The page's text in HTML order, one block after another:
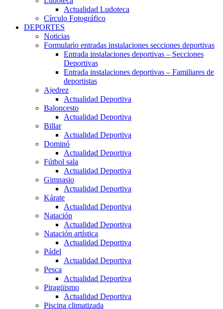
Actualidad Ludoteca
Círculo Fotográfico
DEPORTES
Noticias
Formulario entradas instalaciones secciones deportivas
Entrada instalaciones deportivas – Secciones
Deportivas
Entrada instalaciones deportivas – Familiares de
deportistas
Ajedrez
Actualidad Deportiva
Baloncesto
Actualidad Deportiva
Billar
Actualidad Deportiva
Dominó
Actualidad Deportiva
Fútbol sala
Actualidad Deportiva
Gimnasio
Actualidad Deportiva
Kárate
Actualidad Deportiva
Natación
Actualidad Deportiva
Natación artística
Actualidad Deportiva
Pádel
Actualidad Deportiva
Pesca
Actualidad Deportiva
Piragüismo
Actualidad Deportiva
Piscina climatizada